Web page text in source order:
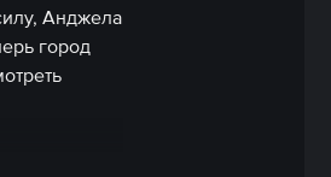
Анджела
город